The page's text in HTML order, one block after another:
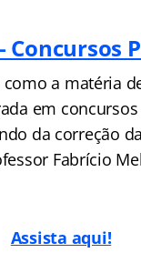
a matéria
em concursos
da correção
Fabrício
Assista aqui!